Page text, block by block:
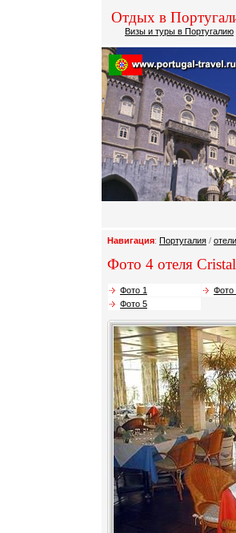
Отдых в
Визы и туры в Португалию
Навигация: Португалия / отели
Фото 4 отеля
Фото 1 Фото
Фото 5